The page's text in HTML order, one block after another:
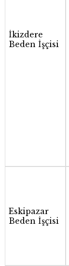
İkizdere
Beden İşçisi
Eskipazar
Beden İşçisi